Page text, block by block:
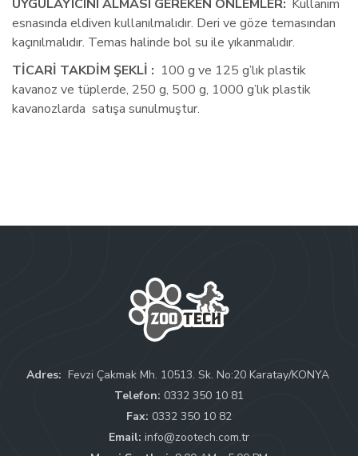
UYGULAYICINI ALMASI GEREKEN ÖNLEMLER: Kullanım
esnasında eldiven kullanılmalıdır. Deri ve göze temasından
kaçınılmalıdır. Temas halinde bol su ile yıkanmalıdır.
TİCARİ TAKDİM ŞEKLİ : 100 g ve 125 g’lık plastik
kavanoz ve tüplerde, 250 g, 500 g, 1000 g’lık plastik
kavanozlarda  satışa sunulmuştur.
Adres: Fevzi Çakmak Mh. 10513. Sk. No:20 Karatay/KONYA
Telefon: 0332 350 10 81
Fax: 0332 350 10 82
Email: info@zootech.com.tr